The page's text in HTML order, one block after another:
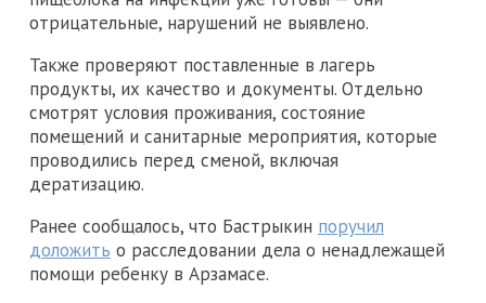
отрицательные, нарушений не выявлено.
Также проверяют поставленные в лагерь
продукты, их качество и документы. Отдельно
смотрят условия проживания, состояние
помещений и санитарные мероприятия, которые
проводились перед сменой, включая
дератизацию.
Ранее сообщалось, что Бастрыкин поручил
доложить о расследовании дела о ненадлежащей
помощи ребенку в Арзамасе.